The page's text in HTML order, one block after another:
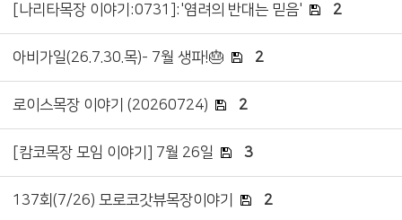
[나리타목장 이야기:0731]:'염려의 반대는 믿음' 2
아비가일(26.7.30.목)- 7월 생파!🎂 2
로이스목장 이야기 (20260724) 2
[캄코목장 모임 이야기] 7월 26일 3
137회(7/26) 모로코갓뷰목장이야기 2